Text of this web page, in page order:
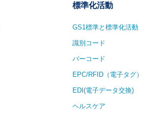
標準化活動
GS1標準と標準化活動
識別コード
バーコード
EPC/RFID（電子タグ）
EDI(電子データ交換)
ヘルスケア